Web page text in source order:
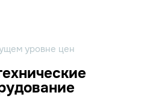
уровне цен